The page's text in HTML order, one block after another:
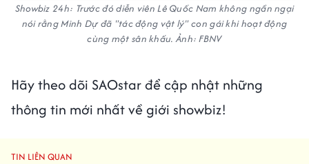
Showbiz 24h: Trước đó diễn viên Lê Quốc Nam không ngần ngại
nói rằng Minh Dự đã "tác động vật lý" con gái khi hoạt động
cùng một sân khấu. Ảnh: FBNV
Hãy theo dõi SAOstar để cập nhật những
thông tin mới nhất về giới showbiz!
TIN LIÊN QUAN